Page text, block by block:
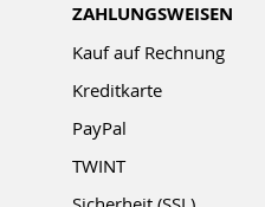
ZAHLUNGSWEISEN
Kauf auf Rechnung
Kreditkarte
PayPal
TWINT